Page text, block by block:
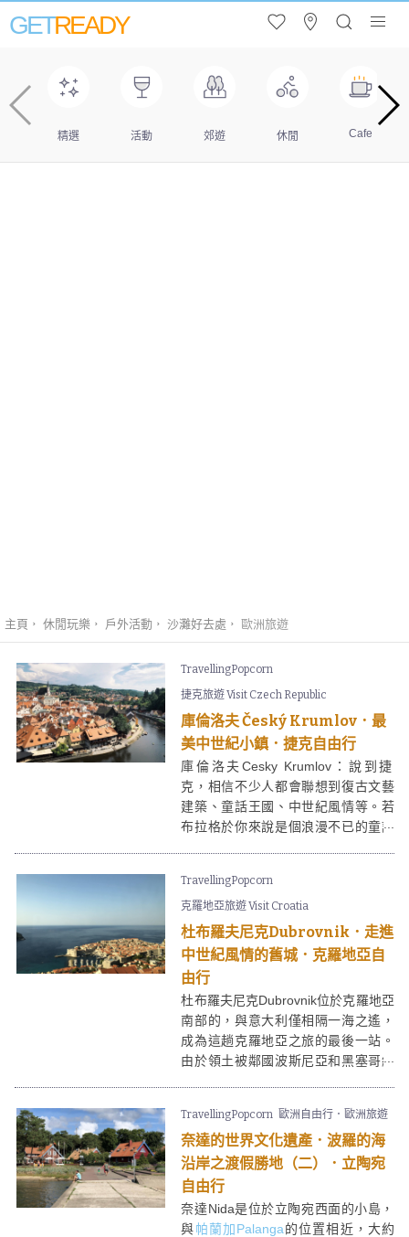
GETREADY
精選 活動 郊遊 休閒 Cafe
主頁 休閒玩樂 戶外活動 沙灘好去處 歐洲旅遊
TravellingPopcorn
捷克旅遊 Visit Czech Republic
庫倫洛夫 Český Krumlov．最
美中世紀小鎮．捷克自由行
庫倫洛夫Cesky Krumlov：說到捷
克，相信不少人都會聯想到復古文藝
建築、童話王國、中世紀風情等。若
布拉格於你來說是個浪漫不已的童話
幻天堂。
TravellingPopcorn
克羅地亞旅遊 Visit Croatia
杜布羅夫尼克Dubrovnik．走進
中世紀風情的舊城．克羅地亞自
由行
杜布羅夫尼克Dubrovnik位於克羅地亞
南部的，與意大利僅相隔一海之遙，
成為這趟克羅地亞之旅的最後一站。
由於領土被鄰國波斯尼亞和黑塞哥維
得里亞海之珠」之稱的杜布羅夫尼
克，自中世紀時期因興盛的海港貿易
而繁榮起來，然而面對城市商業化，
舊城區（Dubrovnik Old Town）卻仍
不失濃厚的歷史風情，被列入世界文
化遺產。
TravellingPopcorn 歐洲自由行．歐洲旅遊
奈達的世界文化遺產．波羅的海
沿岸之渡假勝地（二）．立陶宛
自由行
奈達Nida是位於立陶宛西面的小島，
與帕蘭加Palanga的位置相近，大約